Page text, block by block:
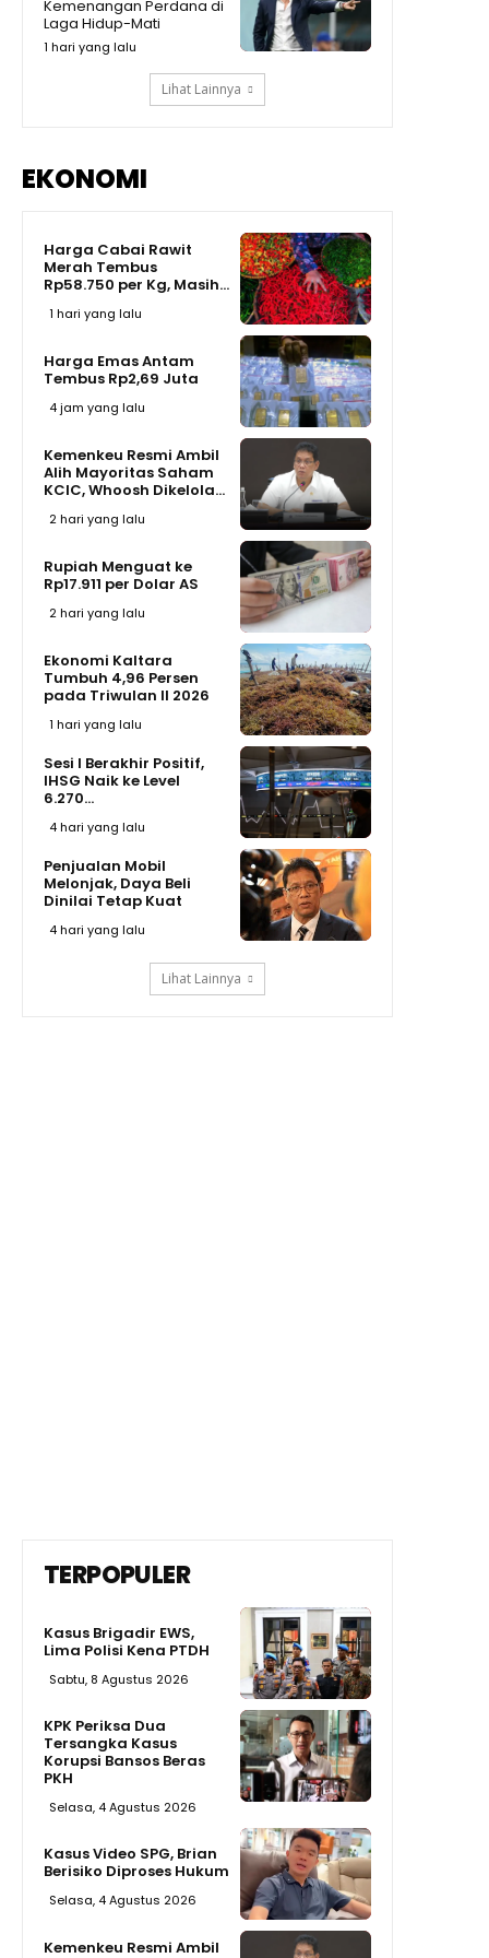
Kenyataan Pendidikan RI Masih
Kalah dari dari Negara
Tetangga
08:46
Kemenangan Perdana di
Laga Hidup-Mati
1 hari yang lalu
Lihat Lainnya
EKONOMI
Harga Cabai Rawit
Merah Tembus
Rp58.750 per Kg, Masih...
1 hari yang lalu
Harga Emas Antam
Tembus Rp2,69 Juta
4 jam yang lalu
Kemenkeu Resmi Ambil
Alih Mayoritas Saham
KCIC, Whoosh Dikelola...
2 hari yang lalu
Rupiah Menguat ke
Rp17.911 per Dolar AS
2 hari yang lalu
Ekonomi Kaltara
Tumbuh 4,96 Persen
pada Triwulan II 2026
1 hari yang lalu
Sesi I Berakhir Positif,
IHSG Naik ke Level
6.270...
4 hari yang lalu
Penjualan Mobil
Melonjak, Daya Beli
Dinilai Tetap Kuat
4 hari yang lalu
Lihat Lainnya
TERPOPULER
Kasus Brigadir EWS,
Lima Polisi Kena PTDH
Sabtu, 8 Agustus 2026
KPK Periksa Dua
Tersangka Kasus
Korupsi Bansos Beras
PKH
Selasa, 4 Agustus 2026
Kasus Video SPG, Brian
Berisiko Diproses Hukum
Selasa, 4 Agustus 2026
Kemenkeu Resmi Ambil